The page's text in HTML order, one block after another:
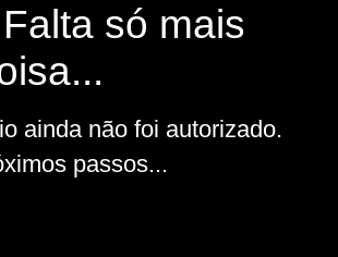
só mais
ainda não foi autorizado.
passos...